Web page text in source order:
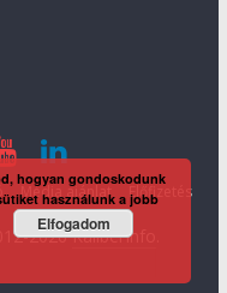
Média ajánlat
Előfizetés
2026KaliberInfo
hogyan gondoskodunk
használunk a jobb
Elfogadom